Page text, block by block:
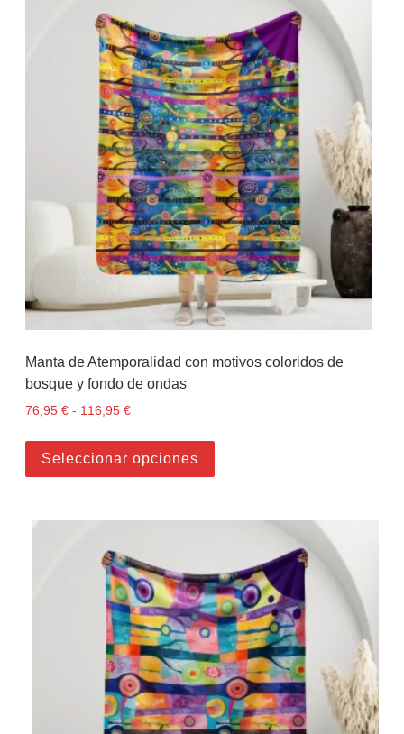
Manta de Atemporalidad con motivos coloridos de
bosque y fondo de ondas
76,95 € - 116,95 €Rango de precios: desde 76,95 € hasta 116,95
Seleccionar opciones